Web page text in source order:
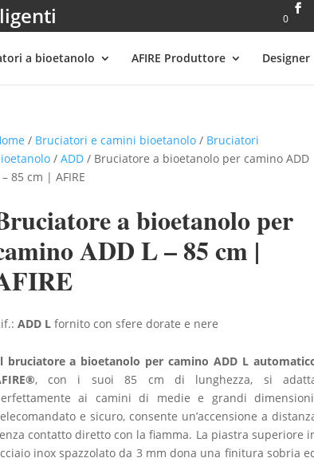
0
a bioetanolo AFIRE Produttore Designer
/ Bruciatori e camini bioetanolo/ Bruciatori
/ ADD/ Bruciatore a bioetanolo per camino ADD
– 85 cm | AFIRE
a bioetanolo per
ADD L – 85 cm |
ADD Lfornito con sfere dorate e nere
bruciatore a bioetanolo per camino ADD L
, con i suoi 85 cm di lunghezza, si
ai camini di medie e grandi
e sicuro, consente un’accensione a
contatto diretto con la fiamma. La piastra superiore
inox spazzolato da 3 mm dona una finitura sobria